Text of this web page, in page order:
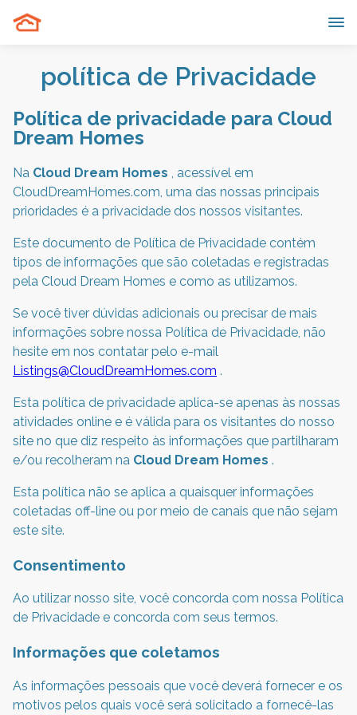
política de Privacidade
Política de privacidade para Cloud
Dream Homes
Na Cloud Dream Homes , acessível em
CloudDreamHomes.com, uma das nossas principais
prioridades é a privacidade dos nossos visitantes.
Este documento de Política de Privacidade contém
tipos de informações que são coletadas e registradas
pela Cloud Dream Homes e como as utilizamos.
Se você tiver dúvidas adicionais ou precisar de mais
informações sobre nossa Política de Privacidade, não
hesite em nos contatar pelo e-mail
Listings@CloudDreamHomes.com .
Esta política de privacidade aplica-se apenas às nossas
atividades online e é válida para os visitantes do nosso
site no que diz respeito às informações que partilharam
e/ou recolheram na Cloud Dream Homes .
Esta política não se aplica a quaisquer informações
coletadas off-line ou por meio de canais que não sejam
este site.
Consentimento
Ao utilizar nosso site, você concorda com nossa Política
de Privacidade e concorda com seus termos.
Informações que coletamos
As informações pessoais que você deverá fornecer e os
motivos pelos quais você será solicitado a fornecê-las